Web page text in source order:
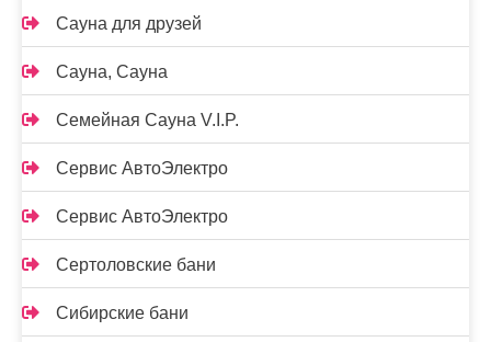
Сауна для друзей
Сауна, Сауна
Семейная Сауна V.I.P.
Сервис АвтоЭлектро
Сервис АвтоЭлектро
Сертоловские бани
Сибирские бани